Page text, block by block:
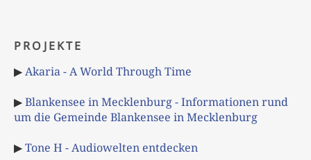
PROJEKTE
▶Akaria - A World Through Time
▶Blankensee in Mecklenburg - Informationen rund
um die Gemeinde Blankensee in Mecklenburg
▶Tone H - Audiowelten entdecken